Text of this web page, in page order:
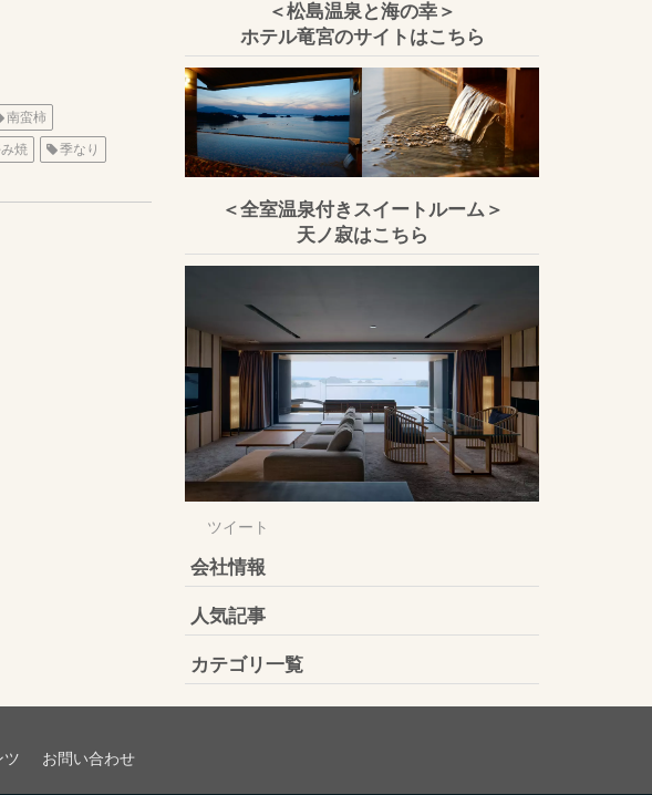
南蛮柿
焼 季なり
＜松島温泉と海の幸＞
ホテル竜宮のサイトはこちら
＜全室温泉付きスイートルーム＞
天ノ寂はこちら
ツイート
会社情報
人気記事
カテゴリ一覧
ツ お問い合わせ